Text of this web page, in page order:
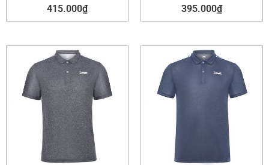
415.000₫ 395.000₫